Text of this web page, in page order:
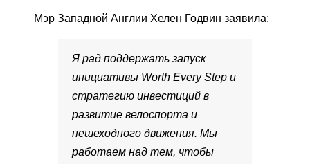
Мэр Западной Англии Хелен Годвин заявила:
Я рад поддержать запуск
инициативы Worth Every Step и
стратегию инвестиций в
развитие велоспорта и
пешеходного движения. Мы
работаем над тем, чтобы